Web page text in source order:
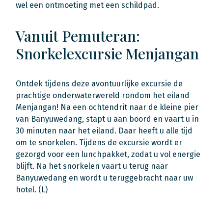
wel een ontmoeting met een schildpad.
Vanuit Pemuteran:
Snorkelexcursie Menjangan
Ontdek tijdens deze avontuurlijke excursie de
prachtige onderwaterwereld rondom het eiland
Menjangan! Na een ochtendrit naar de kleine pier
van Banyuwedang, stapt u aan boord en vaart u in
30 minuten naar het eiland. Daar heeft u alle tijd
om te snorkelen. Tijdens de excursie wordt er
gezorgd voor een lunchpakket, zodat u vol energie
blijft. Na het snorkelen vaart u terug naar
Banyuwedang en wordt u teruggebracht naar uw
hotel. (L)